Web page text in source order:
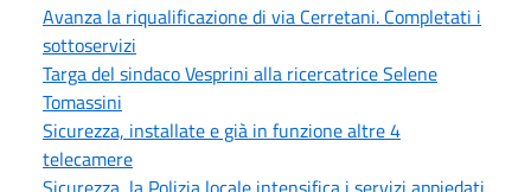
Avanza la riqualificazione di via Cerretani. Completati i
sottoservizi
Targa del sindaco Vesprini alla ricercatrice Selene
Tomassini
Sicurezza, installate e già in funzione altre 4
telecamere